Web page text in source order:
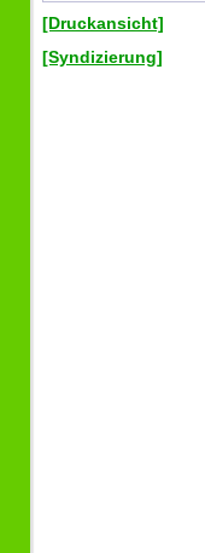
[Druckansicht]
[Syndizierung]